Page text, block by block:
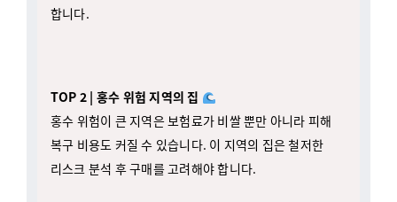
홍수 위험이 큰 지역은 보험료가 비쌀 뿐만 아니라 피해
복구 비용도 커질 수 있습니다. 이 지역의 집은 철저한
리스크 분석 후 구매를 고려해야 합니다.